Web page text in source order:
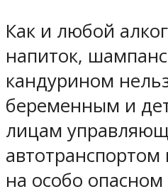
Как и любой
напиток,
кандурином
беременным и
лицам
на особо опасном